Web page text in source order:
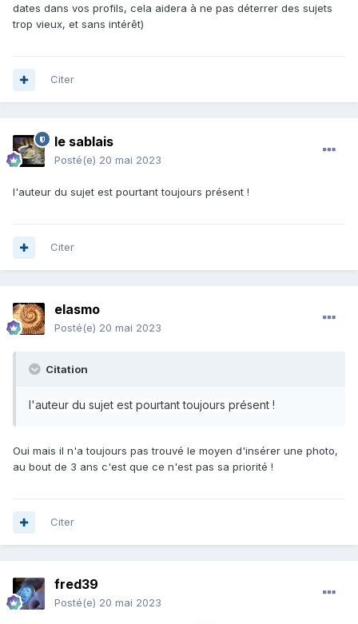
dates dans vos profils, cela aidera à ne pas déterrer des sujets
trop vieux, et sans intérêt)
Citer
le sablais
Posté(e) 20 mai 2023
l'auteur du sujet est pourtant toujours présent !
Citer
elasmo
Posté(e) 20 mai 2023
Citation
l'auteur du sujet est pourtant toujours présent !
Oui mais il n'a toujours pas trouvé le moyen d'insérer une photo,
au bout de 3 ans c'est que ce n'est pas sa priorité !
Citer
fred39
Posté(e) 20 mai 2023